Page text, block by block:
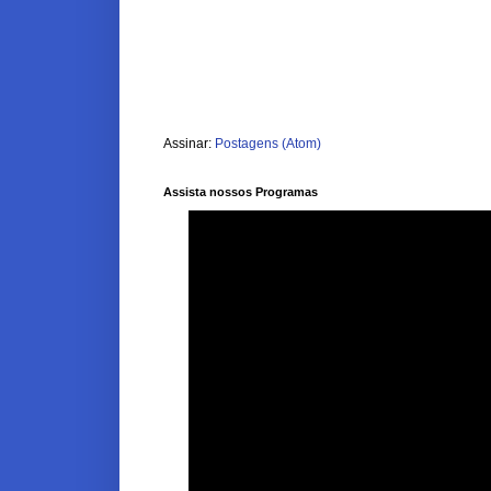
Assinar: Postagens (Atom)
Assista nossos Programas